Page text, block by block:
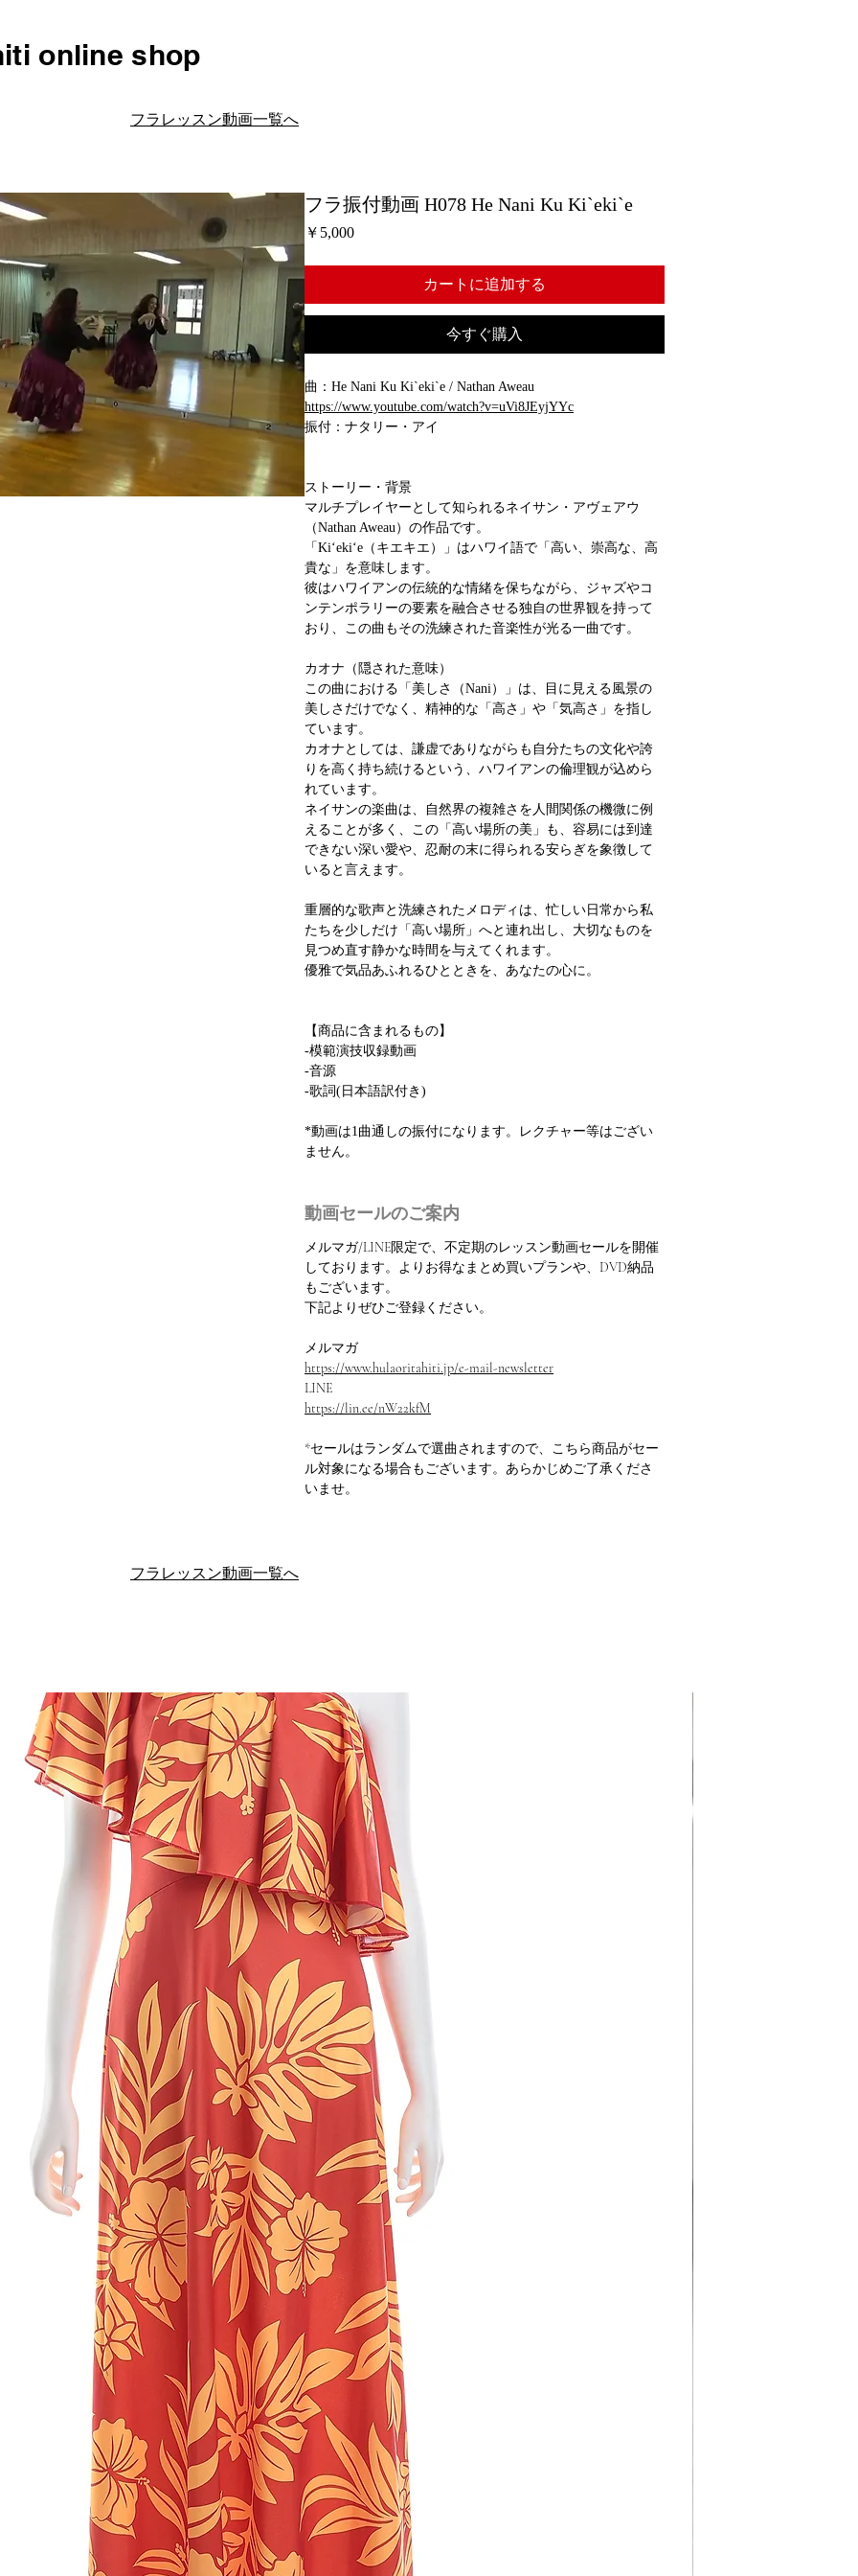
online shop
フラレッスン動画一覧へ
フラ振付動画 H078 He Nani Ku Ki`eki`e
￥5,000価
カートに追加する
今すぐ購入
曲：He Nani Ku Ki`eki`e / Nathan Aweau
https://www.youtube.com/watch?v=uVi8JEyjYYc
振付：ナタリー・アイ
ストーリー・背景
マルチプレイヤーとして知られるネイサン・アヴェアウ
（Nathan Aweau）の作品です。
「Kiʻekiʻe（キエキエ）」はハワイ語で「高い、崇高な、高
貴な」を意味します。
彼はハワイアンの伝統的な情緒を保ちながら、ジャズやコ
ンテンポラリーの要素を融合させる独自の世界観を持って
おり、この曲もその洗練された音楽性が光る一曲です。
カオナ（隠された意味）
この曲における「美しさ（Nani）」は、目に見える風景の
美しさだけでなく、精神的な「高さ」や「気高さ」を指し
ています。
カオナとしては、謙虚でありながらも自分たちの文化や誇
りを高く持ち続けるという、ハワイアンの倫理観が込めら
れています。
ネイサンの楽曲は、自然界の複雑さを人間関係の機微に例
えることが多く、この「高い場所の美」も、容易には到達
できない深い愛や、忍耐の末に得られる安らぎを象徴して
いると言えます。
重層的な歌声と洗練されたメロディは、忙しい日常から私
たちを少しだけ「高い場所」へと連れ出し、大切なものを
見つめ直す静かな時間を与えてくれます。
優雅で気品あふれるひとときを、あなたの心に。
【商品に含まれるもの】
-模範演技収録動画
-音源
-歌詞(日本語訳付き)
*動画は1曲通しの振付になります。レクチャー等はござい
ません。
動画セールのご案内
メルマガ/LINE限定で、不定期のレッスン動画セールを開催
しております。よりお得なまとめ買いプランや、DVD納品
もございます。
下記よりぜひご登録ください。
メルマガ
https://www.hulaoritahiti.jp/e-mail-newsletter
LINE
https://lin.ee/nW22kfM
*セールはランダムで選曲されますので、こちら商品がセー
ル対象になる場合もございます。あらかじめご了承くださ
いませ。
フラレッスン動画一覧へ